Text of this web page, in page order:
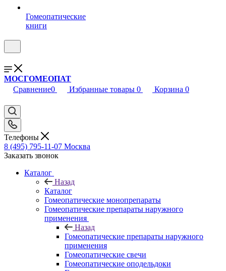
Гомеопатические
книги
МОСГОМЕОПАТ
Сравнение0 Избранные товары 0 Корзина 0
Телефоны
8 (495) 795-11-07 Москва
Заказать звонок
Каталог
Назад
Каталог
Гомеопатические монопрепараты
Гомеопатические препараты наружного
применения
Назад
Гомеопатические препараты наружного
применения
Гомеопатические свечи
Гомеопатические оподельдоки